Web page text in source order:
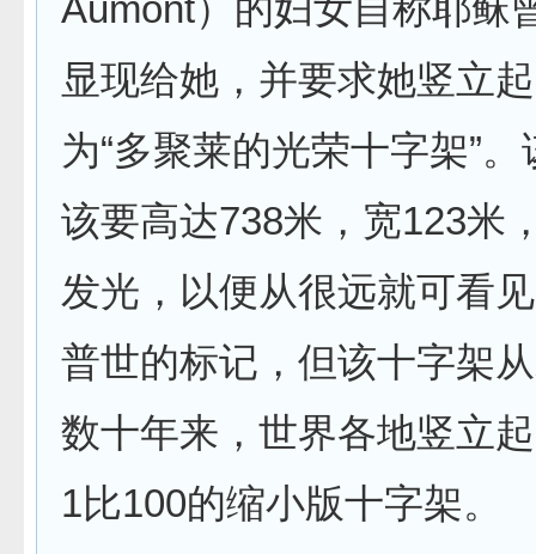
Aumont）的妇女自称耶稣
显现给她，并要求她竖立
为“多聚莱的光荣十字架”
该要高达738米，宽123米
发光，以便从很远就可看
普世的标记，但该十字架
数十年来，世界各地竖立
1比100的缩小版十字架。